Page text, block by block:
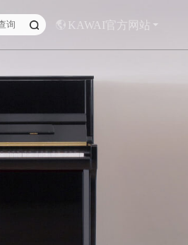
KAWAI官方网站